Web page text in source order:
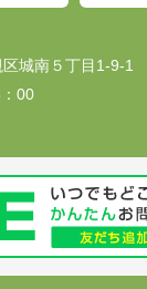
城南５丁目1-9-1
00